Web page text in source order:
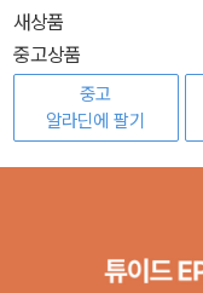
새상품
중고상품
중고
알라딘에 팔기